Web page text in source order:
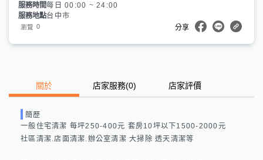
服務時間每日 00:00 ~ 24:00
服務地點台中市
瀏覽 0 分享
關於 店家服務(0) 店家評價
簡歷
一般住宅清潔 每坪250-400元 套房10坪以下1500-2000元
社區清潔.店面清潔.辦公室清潔 大掃除 透天清潔等